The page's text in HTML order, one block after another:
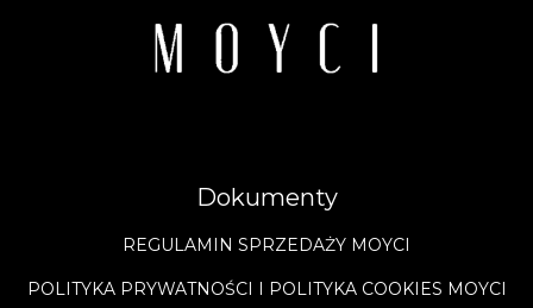
Dokumenty
REGULAMIN SPRZEDAŻY MOYCI
POLITYKA PRYWATNOŚCI I POLITYKA COOKIES MOYCI